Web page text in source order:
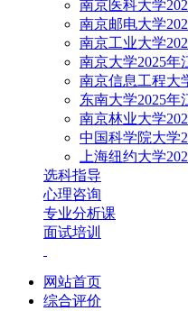
南京医科大学
南京邮电大学
南京工业大学
南京大学2025年
南京信息工程大
东南大学2025
南京林业大学
中国科学院大学
上海纽约大学
选科指导
心理咨询
专业分析课
面试培训
网站首页
综合评价